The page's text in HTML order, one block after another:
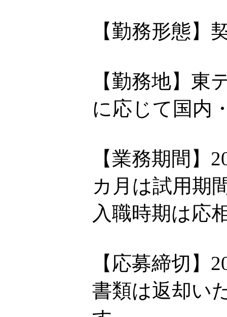
【勤務形態】
【勤務地】東
に応じて国内
【業務期間】
カ月は試用期
入職時期は応
【応募締切】
書類は返却い